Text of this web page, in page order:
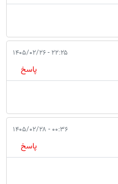
۲۲:۲۵ - ۱۴۰۵/۰۲/۲۶
پاسخ
۰۰:۳۶ - ۱۴۰۵/۰۲/۲۸
پاسخ